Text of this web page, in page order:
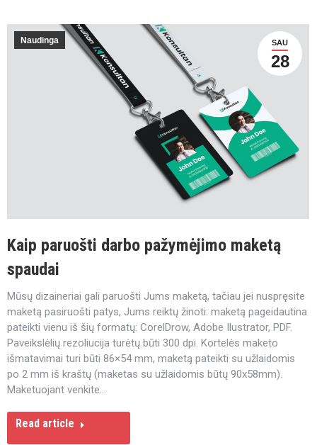
SAU
28
Naudinga
Kaip paruošti darbo pažymėjimo maketą
spaudai
Mūsų dizaineriai gali paruošti Jums maketą, tačiau jei nuspręsite
maketą pasiruošti patys, Jums reiktų žinoti: maketą pageidautina
pateikti vienu iš šių formatų: CorelDrow, Adobe Ilustrator, PDF.
Paveikslėlių rezoliucija turėtų būti 300 dpi. Kortelės maketo
išmatavimai turi būti 86×54 mm, maketą pateikti su užlaidomis
po 2 mm iš kraštų (maketas su užlaidomis būtų 90x58mm).
Maketuojant venkite…
Read article